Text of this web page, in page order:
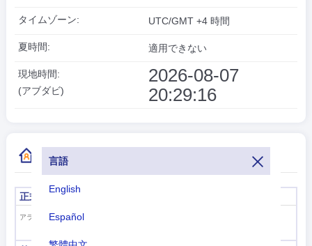
言語
English
Español
タイムゾーン: UTC/GMT +4 時間
夏時間: 適用できない
現地時間:
(アブダビ)
2026-08-07
20:29:17
国コードの詳細情報
正式名称
アラブ首長国連邦